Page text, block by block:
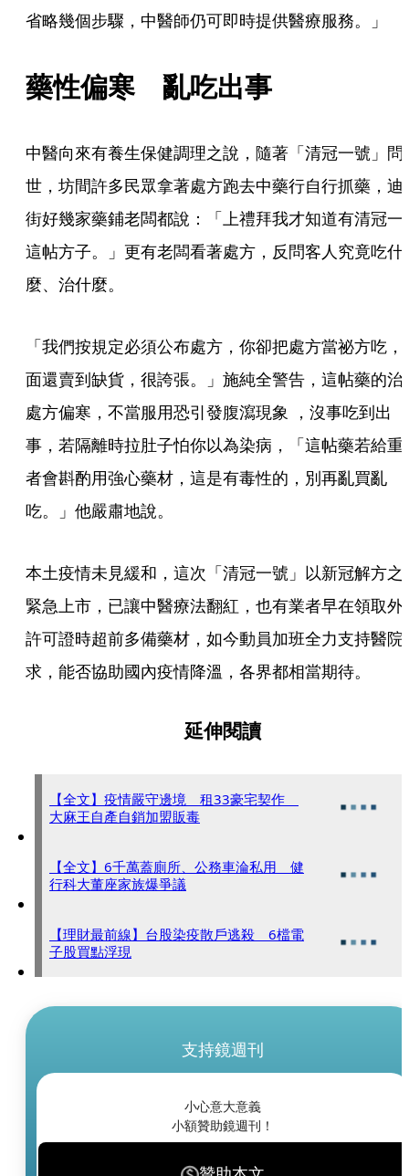
省略幾個步驟，中醫師仍可即時提供醫療服務。」
藥性偏寒　亂吃出事
中醫向來有養生保健調理之說，隨著「清冠一號」問
世，坊間許多民眾拿著處方跑去中藥行自行抓藥，迪
街好幾家藥鋪老闆都說：「上禮拜我才知道有清冠一
這帖方子。」更有老闆看著處方，反問客人究竟吃什
麼、治什麼。
「我們按規定必須公布處方，你卻把處方當祕方吃，
面還賣到缺貨，很誇張。」施純全警告，這帖藥的治
處方偏寒，不當服用恐引發腹瀉現象 ，沒事吃到出
事，若隔離時拉肚子怕你以為染病，「這帖藥若給重
者會斟酌用強心藥材，這是有毒性的，別再亂買亂
吃。」他嚴肅地說。
本土疫情未見緩和，這次「清冠一號」以新冠解方之
緊急上市，已讓中醫療法翻紅，也有業者早在領取外
許可證時超前多備藥材，如今動員加班全力支持醫院
求，能否協助國內疫情降溫，各界都相當期待。
延伸閱讀
【全文】疫情嚴守邊境 租33豪宅契作
大麻王自產自銷加盟販毒
【全文】6千萬蓋廁所、公務車淪私用 健
行科大董座家族爆爭議
【理財最前線】台股染疫散戶逃殺 6檔電
子股買點浮現
支持鏡週刊
小心意大意義
小額贊助鏡週刊！